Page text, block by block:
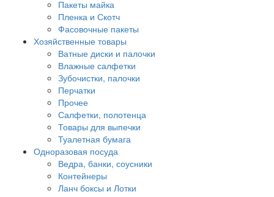
Пакеты майка
Пленка и Скотч
Фасовочные пакеты
Хозяйственные товары
Ватные диски и палочки
Влажные салфетки
Зубочистки, палочки
Перчатки
Прочее
Салфетки, полотенца
Товары для выпечки
Туалетная бумага
Одноразовая посуда
Ведра, банки, соусники
Контейнеры
Ланч боксы и Лотки